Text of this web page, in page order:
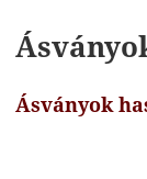
Ásványok